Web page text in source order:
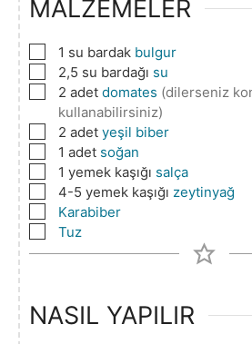
MALZEMELER
▢1 su bardak bulgur
▢
2,5 su bardağı su
▢
2 adet domates (dilerseniz
kullanabilirsiniz)
▢
2 adet yeşil biber
▢1 adet soğan
▢1 yemek kaşığı salça
▢
4-5 yemek kaşığı zeytinyağ
▢
Karabiber
▢
Tuz
NASIL YAPILIR